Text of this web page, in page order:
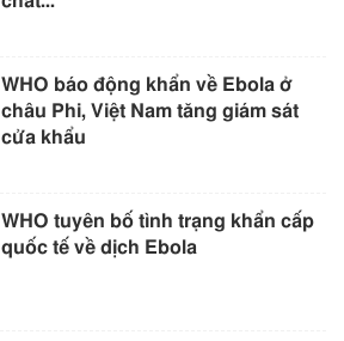
WHO báo động khẩn về Ebola ở
châu Phi, Việt Nam tăng giám sát
cửa khẩu
WHO tuyên bố tình trạng khẩn cấp
quốc tế về dịch Ebola